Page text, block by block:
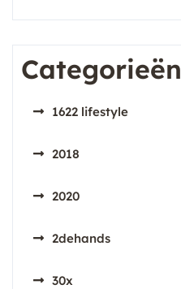
Categorieën
1622 lifestyle
2018
2020
2dehands
30x